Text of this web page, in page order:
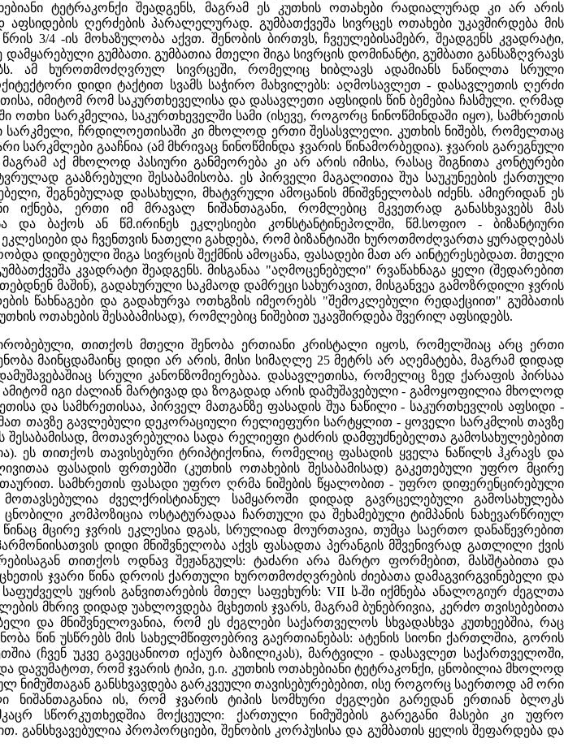
ტეტრაკონქი შეადგენს, მაგრამ ეს კუთხის ოთახები რადიალურად კი არ არის
ღერძების პარალელურად. გუმბათქვეშა სივრცეს ოთახები უკავშირდება მის
3/4 -ის მოხაზულობა აქვთ. შენობის ბირთვს, ჩვეულებისამებრ, შეადგენს კვადრატი,
გუმბათი. გუმბათია მთელი შიგა სივრცის დომინანტი, გუმბათი განსაზღვრავს
ამ ხუროთმოძღვრულ სივრცეში, რომელიც ხიბლავს ადამიანს ნაწილთა სრული
დიდი ტაქტით სვამს საჭირო მახვილებს: აღმოსავლეთ - დასავლეთის ღერძი
იმიტომ რომ საკურთხეველისა და დასავლეთი აფსიდის წინ ბემებია ჩასმული. ღრმად
ოთხი სარკმელია, საკურთხეველში სამი (ისევე, როგორც ნინოწმინდაში იყო), სამხრეთის
სარკმელი, ჩრდილოეთისაში კი მხოლოდ ერთი შესასვლელი. კუთხის ნიშებს, რომელთაც
სარკმლები გააჩნია (ამ მხრივაც ნინოწმინდა ჯვარის წინამორბედია). ჯვარის გარეგნული
მაგრამ აქ მხოლოდ პასიური განმეორება კი არ არის იმისა, რასაც შიგნითა კონტურები
გააზრებული შესაბამისობა. ეს პირველი მაგალითია შუა საუკუნეების ქართული
შეგნებულად დასახული, მხატვრული ამოცანის მნიშვნელობას იძენს. ამიერიდან ეს
იქნება, ერთი იმ მრავალ ნიშანთაგანი, რომლებიც მკვეთრად განასხვავებს მას
და ბაქოს ან წმ.ირინეს ეკლესიები კონსტანტინეპოლში, წმ.სოფიო - ბიზანტიური
და ჩვენთვის ნათელი გახდება, რომ ბიზანტიაში ხუროთმოძღვართა ყურადღებას
დიდებული შიგა სივრცის შექმნის ამოცანა, ფასადები მათ არ აინტერესებდათ. მთელი
კვადრატი შეადგენს. მისგანაა "აღმოცენებული" რვაწახნაგა ყელი (შედარებით
მაშინ), გადახურული საკმაოდ დამრეცი სახურავით, მისგანვეა გამოზრდილი ჯვრის
წახნაგები და გადახურვა ოთხგზის იმეორებს "შემოკლებული რედაქციით" გუმბათის
ოთახების შესაბამისად), რომლებიც ნიშებით უკავშირდება შვერილ აფსიდებს.
თითქოს მთელი შენობა ერთიანი კრისტალი იყოს, რომელშიაც არც ერთი
მაინცდამაინც დიდი არ არის, მისი სიმაღლე 25 მეტრს არ აღემატება, მაგრამ დიდად
სრული კანონზომიერებაა. დასავლეთისა, რომელიც ზედ ქარაფის პირსაა
იგი ძალიან მარტივად და ზოგადად არის დამუშავებული - გამოყოფილია მხოლოდ
და სამხრეთისაა, პირველ მათგანზე ფასადის შუა ნაწილი - საკურთხევლის აფსიდი -
თავზე გავლებული დეკორაციული რელიეფური სარტყლით - ყოველი სარკმლის თავზე
შესაბამისად, მოთავრებულია სადა რელიეფი ტაძრის დამფუძნებელთა გამოსახულებებით
ეს თითქოს თავისებური ტრიპტიქონია, რომელიც ფასადის ყველა ნაწილს ჰკრავს და
ფასადის ფრთებში (კუთხის ოთახების შესაბამისად) გაკეთებული უფრო მცირე
სამხრეთის ფასადი უფრო ღრმა ნიშების წყალობით - უფრო დიფერენცირებული
მოთავსებულია ძველქრისტიანულ სამყაროში დიდად გავრცელებული გამოსახულება
კომპოზიცია ოსტატურადაა ჩართული და შეხამებული ტიმპანის ნახევარწრიულ
მცირე ჯვრის ეკლესია დგას, სრულიად მოურთავია, თუმცა საერთო დანაწევრებით
დიდი მნიშვნელობა აქვს ფასადთა პერანგის მშვენივრად გათლილი ქვის
თითქოს ოდნავ შეჟანგულს: ტაძარი არა მარტო ფორმებით, მასშტაბითა და
ჯვარი წინა დროის ქართული ხუროთმოძღვრების ძიებათა დამაგვირგვინებელი და
უყრის განვითარების მთელ საფეხურს: VII ს-ში იქმნება ანალოგიურ ძეგლთა
მხრივ დიდად უახლოვდება მცხეთის ჯვარს, მაგრამ ბუნებრივია, კერძო თვისებებითა
და მნიშვნელოვანია, რომ ეს ძეგლები საქართველოს სხვადასხვა კუთხეებშია, რაც
წინ უსწრებს მის სახელმწიფოებრივ გაერთიანებას: ატენის სიონი ქართლშია, გორის
(ჩვენ უკვე გავეცანიოთ იქაურ ბაზილიკას), მარტვილი - დასავლეთ საქართველოში,
დავუმატოთ, რომ ჯვარის ტიპი, ე.ი. კუთხის ოთახებიანი ტეტრაკონქი, ცნობილია მხოლოდ
ნიმუშთაგან განსხვავდება გარკვეული თავისებურებებით, ისე როგორც საერთოდ ამ ორი
ნიშანთაგანია ის, რომ ჯვარის ტიპის სომხური ძეგლები გარედან ერთიან ბლოკს
სწორკუთხედშია მოქცეული: ქართული ნიმუშების გარეგანი მასები კი უფრო
პროპორციები, შენობის კორპუსისა და გუმბათის ყელის შეფარდება და